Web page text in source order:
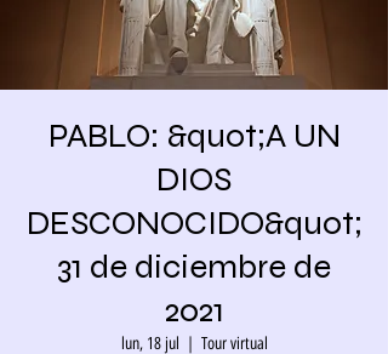
PABLO: &quot;A UN
DIOS
DESCONOCIDO&quot;
31 de diciembre de
2021
lun, 18 jul
  |
Tour virtual